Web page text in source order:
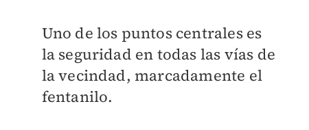
Uno de los puntos centrales es
la seguridad en todas las vías de
la vecindad, marcadamente el
fentanilo.